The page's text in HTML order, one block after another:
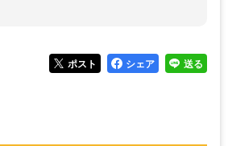
ポスト シェア 送る